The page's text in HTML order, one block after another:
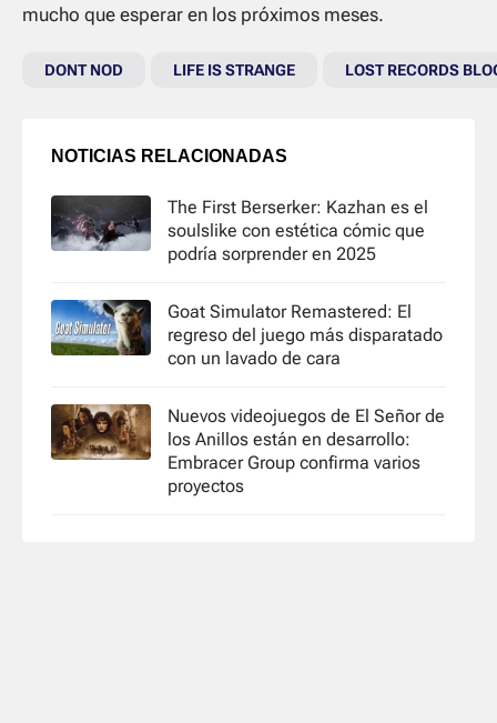
mucho que esperar en los próximos meses.
DONT NOD LIFE IS STRANGE LOST RECORDS
NOTICIAS RELACIONADAS
The First Berserker: Kazhan es el
soulslike con estética cómic que
podría sorprender en 2025
Goat Simulator Remastered: El
regreso del juego más disparatado
con un lavado de cara
Nuevos videojuegos de El Señor de
los Anillos están en desarrollo:
Embracer Group confirma varios
proyectos